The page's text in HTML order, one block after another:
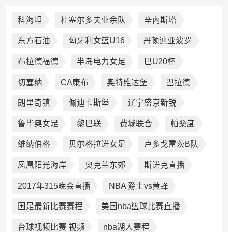
科海坦 杜塞尔多夫业余队 辛內斯塔
东方石油 匈牙利女篮U16 丹顿迪亚波罗
布拉德福德 半岛电力女足 巴U20杯
切塞纳 CA康布 奥特维达堡 巴拉德
朗里奇镇 佩迪卡斯堡 辽宁盛京新锐
鲁毕奥女足 黎巴联 费城联合 帕桑度
维纳伯格 贝尔格拉诺女足 卢多戈雷茨B队
凤凰阳光海岸 奥克兰东郊 斯诺克直播
2017年315晚会直播 NBA 爵士vs黄蜂
国足最新比赛赛程 美国nba篮球比赛直播
台球视频比赛 视频 nba湖人赛程